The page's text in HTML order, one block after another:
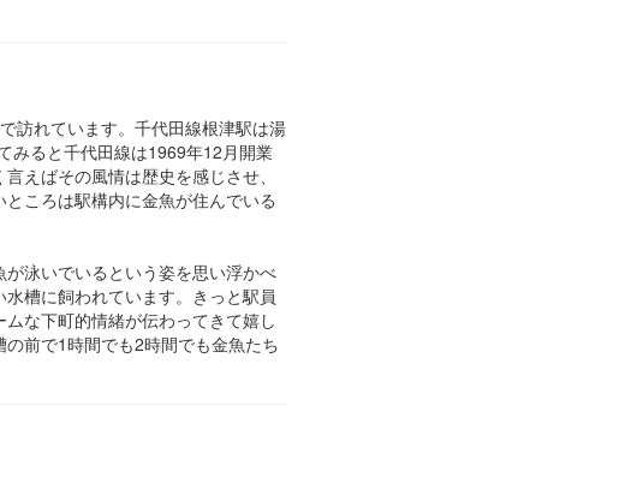
訪れています。千代田線根津駅は湯
みると千代田線は1969年12月開業
えばその風情は歴史を感じさせ、
ころは駅構内に金魚が住んでいる
泳いでいるという姿を思い浮かべ
槽に飼われています。きっと駅員
な下町的情緒が伝わってきて嬉し
前で1時間でも2時間でも金魚たち